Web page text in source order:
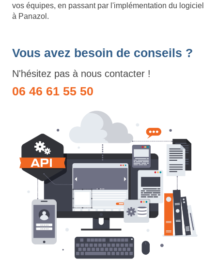
vos équipes, en passant par l'implémentation du logiciel
à Panazol.
Vous avez besoin de conseils ?
N'hésitez pas à nous contacter !
06 46 61 55 50